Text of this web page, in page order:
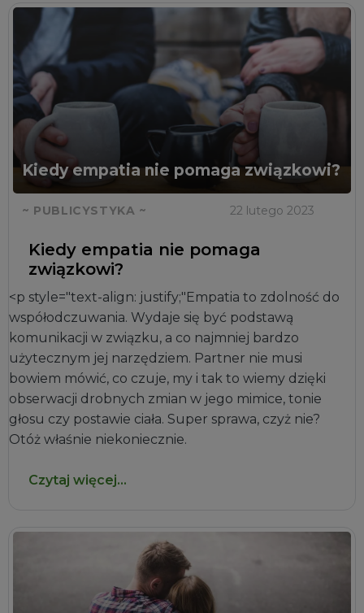
Kiedy empatia nie pomaga związkowi?
~ PUBLICYSTYKA ~ 22 lutego 2023
Kiedy empatia nie pomaga
związkowi?
<p style="text-align: justify;"Empatia to zdolność do
współodczuwania. Wydaje się być podstawą
komunikacji w związku, a co najmniej bardzo
użytecznym jej narzędziem. Partner nie musi
bowiem mówić, co czuje, my i tak to wiemy dzięki
obserwacji drobnych zmian w jego mimice, tonie
głosu czy postawie ciała. Super sprawa, czyż nie?
Otóż właśnie niekoniecznie.
Czytaj więcej...